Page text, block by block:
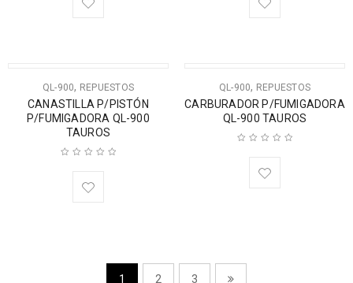
QL-900, REPUESTOS
CANASTILLA P/PISTÓN
P/FUMIGADORA QL-900
TAUROS
QL-900, REPUESTOS
CARBURADOR P/FUMIGADORA
QL-900 TAUROS
1 2 3